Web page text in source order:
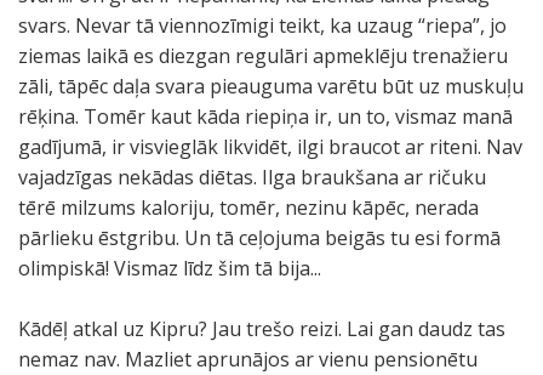
svars. Nevar tā viennozīmigi teikt, ka uzaug “riepa”, jo
ziemas laikā es diezgan regulāri apmeklēju trenažieru
zāli, tāpēc daļa svara pieauguma varētu būt uz muskuļu
rēķina. Tomēr kaut kāda riepiņa ir, un to, vismaz manā
gadījumā, ir visvieglāk likvidēt, ilgi braucot ar riteni. Nav
vajadzīgas nekādas diētas. Ilga braukšana ar ričuku
tērē milzums kaloriju, tomēr, nezinu kāpēc, nerada
pārlieku ēstgribu. Un tā ceļojuma beigās tu esi formā
olimpiskā! Vismaz līdz šim tā bija...
Kādēļ atkal uz Kipru? Jau trešo reizi. Lai gan daudz tas
nemaz nav. Mazliet aprunājos ar vienu pensionētu